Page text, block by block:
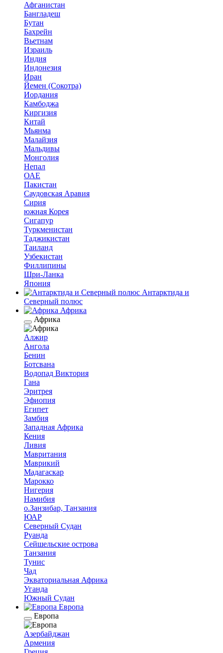
Афганистан
Бангладеш
Бутан
Бахрейн
Вьетнам
Израиль
Индия
Индонезия
Иран
Йемен (Сокотра)
Иордания
Камбоджа
Киргизия
Китай
Мьянма
Малайзия
Мальдивы
Монголия
Непал
ОАЕ
Пакистан
Саудовская Аравия
Сирия
южная Корея
Сигапур
Туркменистан
Таджикистан
Таиланд
Узбекистан
Филлипины
Шри-Ланка
Япония
Антарктида и
Северный полюс
Африка
Африка
Алжир
Ангола
Бенин
Ботсвана
Водопад Виктория
Гана
Эритрея
Эфиопия
Египет
Замбия
Западная Африка
Кения
Ливия
Мавритания
Маврикий
Мадагаскар
Марокко
Нигерия
Намибия
о.Занзибар, Танзания
ЮАР
Северный Судан
Руанда
Сейшельские острова
Танзания
Тунис
Чад
Экваториальная Африка
Уганда
Южный Судан
Европа
Европа
Азербайджан
Армения